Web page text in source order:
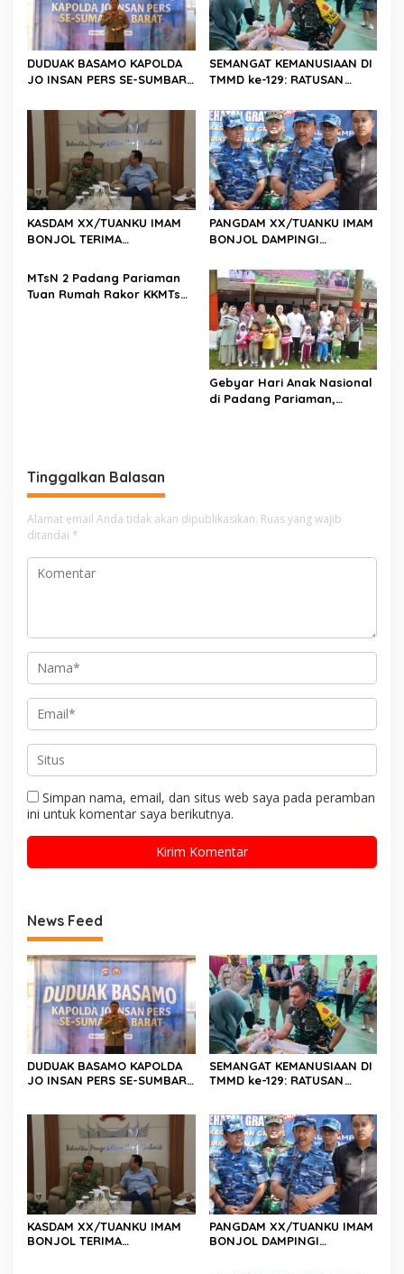
o
s
DUDUAK BASAMO KAPOLDA
JO INSAN PERS SE-SUMBAR,
Abadhy Dorong Kolaborasi
Polri dan Media Demi
Kepentingan Masyarakat
SEMANGAT KEMANUSIAAN DI
TMMD ke-129: RATUSAN
KEBUTUHAAN STOK DARAH
KASDAM XX/TUANKU IMAM
BONJOL TERIMA
ANGGOTA DPD RI H. IRMAN
GUSMAN, S.E., M.B.A., DI
PANGDAM XX/TUANKU IMAM
BONJOL DAMPINGI
AU KE-79 DI LANUD SUTAN
SJAHRIR
MTsN 2 Padang Pariaman
Tuan Rumah Rakor KKMTs
Gebyar Hari Anak Nasional
di Padang Pariaman,
Tinggalkan Balasan
Alamat email Anda tidak akan dipublikasikan. Ruas yang wajib
ditandai *
Simpan nama, email, dan situs web saya pada peramban
ini untuk komentar saya berikutnya.
News Feed
DUDUAK BASAMO KAPOLDA
JO INSAN PERS SE-SUMBAR,
Polri dan Media Demi
Kepentingan Masyarakat
SEMANGAT KEMANUSIAAN DI
TMMD ke-129: RATUSAN
KASDAM XX/TUANKU IMAM
BONJOL TERIMA
PANGDAM XX/TUANKU IMAM
BONJOL DAMPINGI